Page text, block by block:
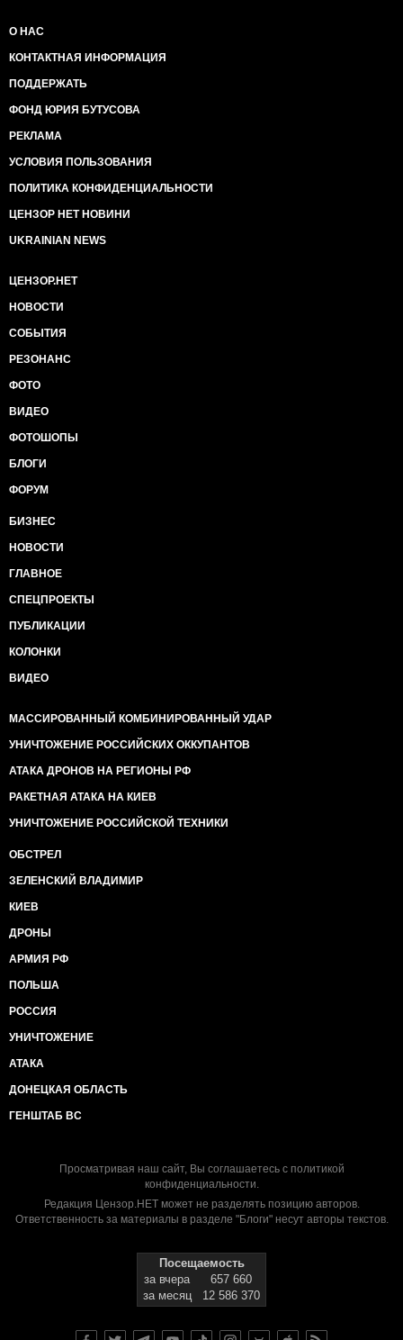
О НАС
КОНТАКТНАЯ ИНФОРМАЦИЯ
ПОДДЕРЖАТЬ
ФОНД ЮРИЯ БУТУСОВА
РЕКЛАМА
УСЛОВИЯ ПОЛЬЗОВАНИЯ
ПОЛИТИКА КОНФИДЕНЦИАЛЬНОСТИ
ЦЕНЗОР НЕТ НОВИНИ
UKRAINIAN NEWS
ЦЕНЗОР.НЕТ
НОВОСТИ
СОБЫТИЯ
РЕЗОНАНС
ФОТО
ВИДЕО
ФОТОШОПЫ
БЛОГИ
ФОРУМ
БИЗНЕС
НОВОСТИ
ГЛАВНОЕ
СПЕЦПРОЕКТЫ
ПУБЛИКАЦИИ
КОЛОНКИ
ВИДЕО
МАССИРОВАННЫЙ КОМБИНИРОВАННЫЙ УДАР
УНИЧТОЖЕНИЕ РОССИЙСКИХ ОККУПАНТОВ
АТАКА ДРОНОВ НА РЕГИОНЫ РФ
РАКЕТНАЯ АТАКА НА КИЕВ
УНИЧТОЖЕНИЕ РОССИЙСКОЙ ТЕХНИКИ
ОБСТРЕЛ
ЗЕЛЕНСКИЙ ВЛАДИМИР
КИЕВ
ДРОНЫ
АРМИЯ РФ
ПОЛЬША
РОССИЯ
УНИЧТОЖЕНИЕ
АТАКА
ДОНЕЦКАЯ ОБЛАСТЬ
ГЕНШТАБ ВС
Просматривая наш сайт, Вы соглашаетесь с политикой
конфиденциальности.
Редакция Цензор.НЕТ может не разделять позицию авторов.
Ответственность за материалы в разделе "Блоги" несут авторы текстов.
Посещаемость
за вчера
657 660
за месяц
12 586 370